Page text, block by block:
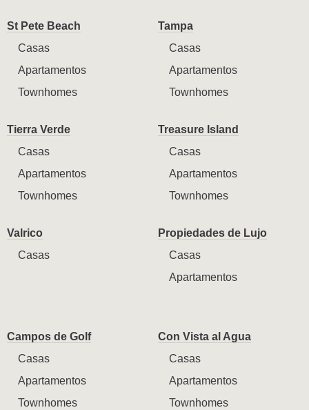
St Pete Beach
Casas
Apartamentos
Townhomes
Tampa
Casas
Apartamentos
Townhomes
Tierra Verde
Casas
Apartamentos
Townhomes
Treasure Island
Casas
Apartamentos
Townhomes
Valrico
Casas
Propiedades de Lujo
Casas
Apartamentos
Campos de Golf
Casas
Apartamentos
Townhomes
Con Vista al Agua
Casas
Apartamentos
Townhomes